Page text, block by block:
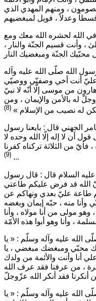
، ومنهم المهدي الذي
في الله لحشره الله معك ومع
، وأنت قسيم الجنّة والنار ،
الله صلّى الله عليه وآله
عليّ أنت أخي وصفيّي ووصيّي
من موسى إلّا أنّه لا نبيّ
له بالأمن والإيمان ، ومن
له نصيب من الإسلام » (8)
الجهني قال : بايعنا رسول
أن لا إله إلّا الله وحده لا
من الثلاثة تركناه كفرنا
...
(9)
السلام قال : قال رسول
الله قد فرض عليكم طاعتي
طاعة عليّ بعدي ونهاكم عن
منه ، حبّه إيمان وبغضه
مولى من أنا مولاه ، وأنا
الله عليه وآله وسلّم : « يا
محبّي ومبغضك مبغضي ، يا
علي أنا وأنت والأئمة من ولدك
، من عرفنا فقد عرف الله
الله عليه وآله وسلّم : « يا